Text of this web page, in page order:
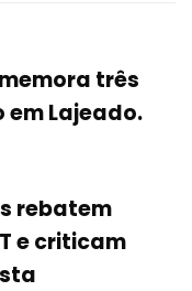
três
Lajeado.
rebatem
e criticam